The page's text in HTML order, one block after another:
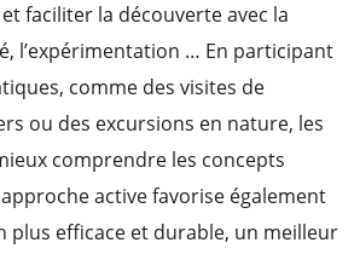
faciliter la découverte avec la
l’expérimentation … En participant
comme des visites de
ou des excursions en nature, les
comprendre les concepts
active favorise également
plus efficace et durable, un meilleur